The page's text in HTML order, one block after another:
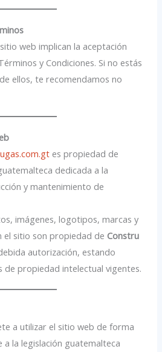
web implican la aceptación
y Condiciones. Si no estás
ellos, te recomendamos no
es propiedad de
dedicada a la
y mantenimiento de
imágenes, logotipos, marcas y
el sitio son propiedad de Constru
autorización, estando
propiedad intelectual vigentes.
a utilizar el sitio web de forma
la legislación guatemalteca